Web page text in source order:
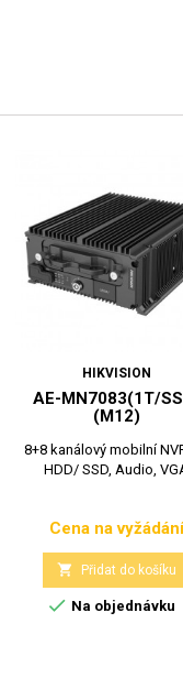
HIKVISION
AE-MN7083(1T/
(M12)
8+8 kanálový mobilní
HDD/ SSD, Audio,
Cena
Cena na vyžádání
 Přidat do košíku
 Na objednávku